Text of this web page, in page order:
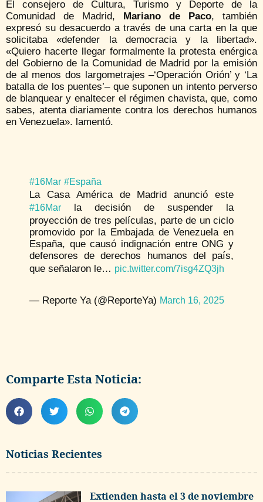
Noticias Recientes
Extienden hasta el 3 de noviembre
El consejero de Cultura, Turismo y Deporte de la
Comunidad de Madrid,
Mariano de Paco, también
expresó su desacuerdo a través de una carta en la que
solicitaba «defender la democracia y la libertad».
«Quiero hacerte llegar formalmente la protesta enérgica
del Gobierno de la Comunidad de Madrid por la emisión
de al menos dos largometrajes –‘Operación Orión’ y ‘La
batalla de los puentes’– que suponen un intento perverso
de blanquear y enaltecer el régimen chavista, que, como
sabes, atenta diariamente contra los derechos humanos
en Venezuela». lamentó.
#16Mar #España
La Casa América de Madrid anunció este
#16Mar la decisión de suspender la
proyección de tres películas, parte de un ciclo
promovido por la Embajada de Venezuela en
España, que causó indignación entre ONG y
defensores de derechos humanos del país,
que señalaron le… pic.twitter.com/7isg4ZQ3jh
— Reporte Ya (@ReporteYa) March 16, 2025
Comparte Esta Noticia: